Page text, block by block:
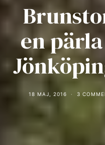
en
18 MAJ, 2016 3